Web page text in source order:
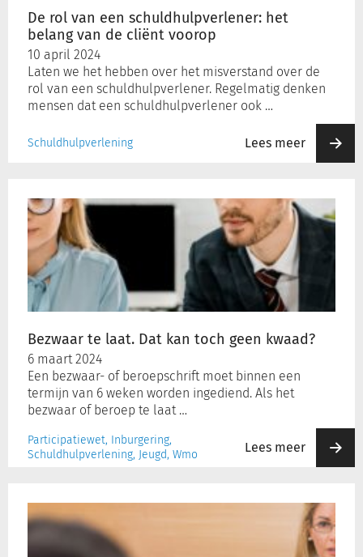
De rol van een schuldhulpverlener: het
belang van de cliënt voorop
10 april 2024
Laten we het hebben over het misverstand over de
rol van een schuldhulpverlener. Regelmatig denken
mensen dat een schuldhulpverlener ook …
Schuldhulpverlening Lees meer
cliënt
voorop
Bezwaar te laat. Dat kan toch geen kwaad?
6 maart 2024
Een bezwaar- of beroepschrift moet binnen een
termijn van 6 weken worden ingediend. Als het
bezwaar of beroep te laat …
Participatiewet, Inburgering,
Schuldhulpverlening, Jeugd, Wmo
Lees meer
laat.
Dat
toch
geen
kwaad?
regeling
niet
haalbaar?